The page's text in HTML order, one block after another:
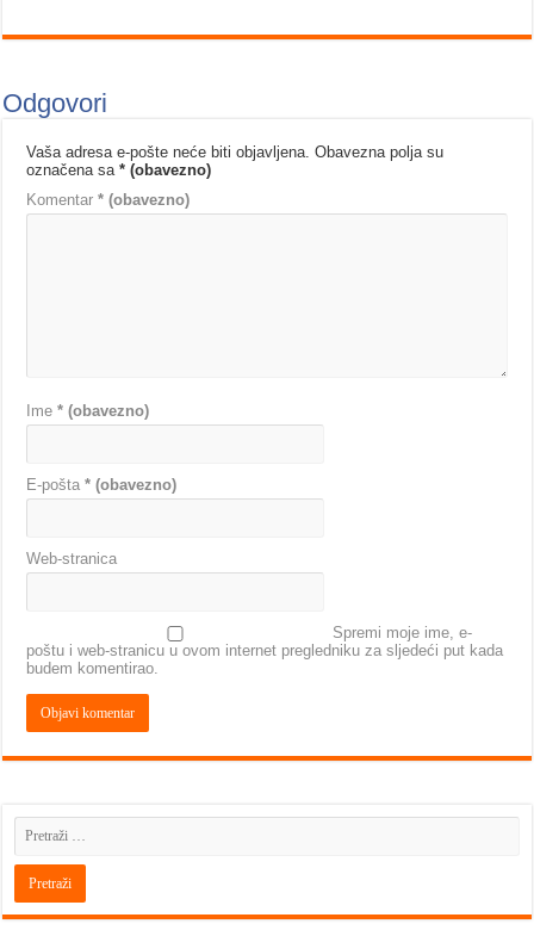
Odgovori
Vaša adresa e-pošte neće biti objavljena. Obavezna polja su
označena sa* (obavezno)
Komentar* (obavezno)
Ime* (obavezno)
E-pošta* (obavezno)
Web-stranica
Spremi moje ime, e-
poštu i web-stranicu u ovom internet pregledniku za sljedeći put kada
budem komentirao.